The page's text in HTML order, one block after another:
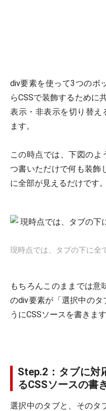
div要素を使って3つのボ
らCSSで装飾するために
表示・非表示を切り替え
ます。
この時点では、下図のよ
つ書いただけで何も装飾
に全部が見えるだけです。
現時点では、タブの下に全
もちろんこのままでは意
のdiv要素が「選択中の
うにCSSソースを書きます
Step.2：タブに対
るCSSソースの書
選択中のタブと、そのタ